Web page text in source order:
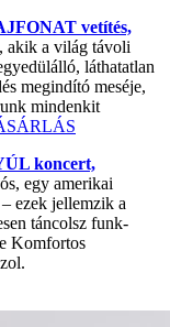
vetítés,
akik a világ távoli
láthatatlan
megindító meséje,
mindenkit
koncert,
egy amerikai
ezek jellemzik a
táncolsz funk-
Komfortos